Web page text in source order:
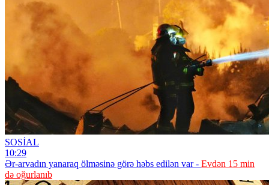
SOSİAL
10:29
Ər-arvadın yanaraq ölməsinə görə həbs edilən var - Evdən 15 min
də oğurlanıb